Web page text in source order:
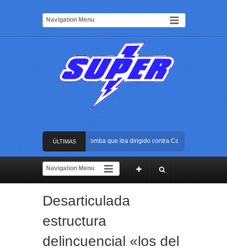
ÚLTIMAS
NOTICIAS
Frustran atentado con bus bomba que iba dirigido contra Cali durante la
La Arena USC será el escenario de la posesión presidencial de Abelardo de la
Rápida reacción policial evitó que presunto agresor escapara tras atacar a una
Frustran atentado con bus bomba que iba dirigido contra Cali durante la
Desarticulada
estructura
delincuencial «los del